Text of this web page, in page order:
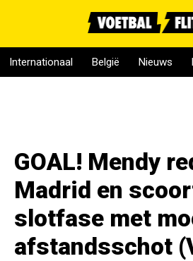
Internationaal België Nieuws
GOAL! Mendy
Madrid en
slotfase met
afstandsschot